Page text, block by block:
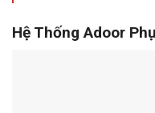
Hệ Thống Adoor